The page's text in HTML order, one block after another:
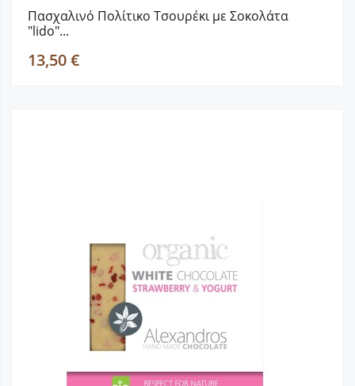
Πασχαλινό Πολίτικο Τσουρέκι με Σοκολάτα
"lido"...
13,50 €